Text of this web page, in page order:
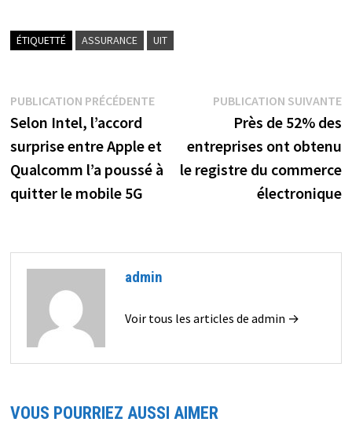
ÉTIQUETTÉ ASSURANCE UIT
Navigation
de
l’article
PUBLICATION PRÉCÉDENTEPublication
Selon Intel, l’accord
surprise entre Apple et
Qualcomm l’a poussé à
quitter le mobile 5G
PUBLICATION SUIVANTE
Près de 52% des
entreprises ont obtenu
le registre du commerce
électronique
admin
Voir tous les articles de admin →
VOUS POURRIEZ AUSSI AIMER